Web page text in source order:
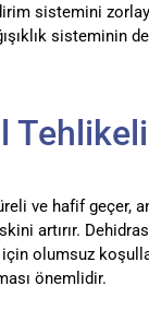
sistemini
sisteminin
ve hafif geçer,
artırır.
olumsuz
önemlidir.